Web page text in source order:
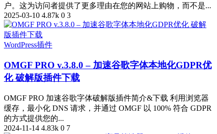
户。这为访问者提供了更多理由在您的网站上购物，而不是...
2025-03-10 4.87k 0 3
WordPress插件
OMGF PRO v.3.8.0 – 加速谷歌字体本地化GDPR优
化 破解版插件下载
OMGF PRO 加速谷歌字体破解版插件简介&下载 利用浏览器
缓存，最小化 DNS 请求，并通过 OMGF 以 100% 符合 GDPR
的方式提供您的...
2024-11-14 4.83k 0 7